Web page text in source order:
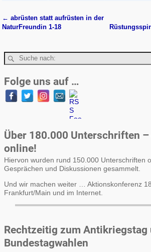
Artikelnavigation
← abrüsten statt aufrüsten in der
NaturFreundin 1-18
Folge uns auf …
Über 180.000 Unterschriften
online!
Hiervon wurden rund 150.000 Unterschriften
Gesprächen und Diskussionen gesammelt.
Und wir machen weiter … Aktionskonferenz
Frankfurt/Main und im Internet.
Rechtzeitig zum Antikriegstag
Bundestagwahlen